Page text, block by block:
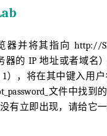
器并将其指向 http://
器的 IP 地址或者域名
），将在其中键入用
文件中找到
有立即出现，请给它